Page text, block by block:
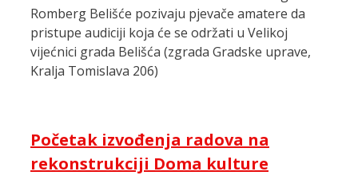
Romberg Belišće pozivaju pjevače amatere da
pristupe audiciji koja će se održati u Velikoj
vijećnici grada Belišća (zgrada Gradske uprave,
Kralja Tomislava 206)
Početak izvođenja radova na
rekonstrukciji Doma kulture